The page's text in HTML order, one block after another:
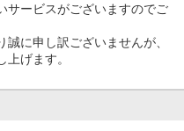
サービスがございますのでご
に申し訳ございませんが、
げます。